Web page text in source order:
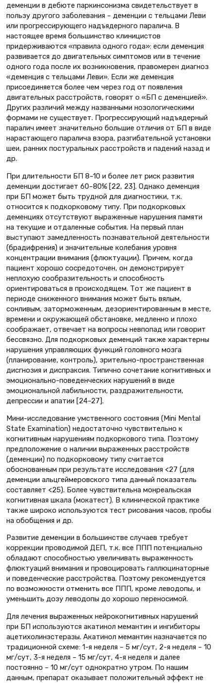
деменции в дебюте паркинсонизма свидетельствует в
пользу другого заболевания – деменции с тельцами Леви
или прогрессирующего надъядерного паралича. В
настоящее время большинство клиницистов
придерживаются «правила одного года»: если деменция
развивается до двигательных симптомов или в течение
одного года после их возникновения, правомерен диагноз
«деменция с тельцами Леви». Если же деменция
присоединяется более чем через год от появления
двигательных расстройств, говорят о «БП с деменцией».
Других различий между названными нозологическими
формами не существует. Прогрессирующий надъядерный
паралич имеет значительно большие отличия от БП в виде
нарастающего паралича взора, разгибательной установки
шеи, ранних постуральных расстройств и падений назад и
др.
При длительности БП 8–10 и более лет риск развития
деменции достигает 60–80% [22, 23]. Однако деменция
при БП может быть трудной для диагностики, т.к.
относится к подкорковому типу. При подкорковых
деменциях отсутствуют выраженные нарушения памяти
на текущие и отдаленные события. На первый план
выступают замедленность познавательной деятельности
(брадифрения) и значительные колебания уровня
концентрации внимания (флюктуации). Причем, когда
пациент хорошо сосредоточен, он демонстрирует
неплохую сообразительность и способность
ориентироваться в происходящем. Тот же пациент в
периоде сниженного внимания может быть вялым,
сонливым, заторможенным, дезориентированным в месте,
времени и окружающей обстановке, медленно и плохо
соображает, отвечает на вопросы невпопад или говорит
бессвязно. Для подкорковых деменций также характерны
нарушения управляющих функций головного мозга
(планирование, контроль), зрительно-пространственная
дисгнозия и диспраксия. Типично сочетание когнитивных и
эмоционально-поведенческих нарушений в виде
эмоциональной лабильности, раздражительности,
депрессии и апатии [24–27].
Мини-исследование умственного состояния (Mini Mental
State Examination) недостаточно чувствительно к
когнитивным нарушениям подкоркового типа. Поэтому
предположение о наличии выраженных расстройств
(деменции) по подкорковому типу считается
обоснованным при результате исследования <27 (для
деменции альцгеймеровского типа данный показатель
составляет <25). Более чувствительна монреальская
когнитивная шкала (мокатест). В клинической практике
также широко используются тест рисования часов, пробы
на обобщения и др.
Развитие деменции в большинстве случаев требует
коррекции проводимой ДЕП, т.к. все ППП потенциально
обладают способностью увеличивать выраженность
флюктуаций внимания и провоцировать галлюцинаторные
и поведенческие расстройства. Поэтому рекомендуется
по возможности отменить все ППП, кроме леводопы, и
уменьшить дозу леводопы до хорошо переносимой.
Для лечения выраженных нейрокогнитивных нарушений
при БП используются акатинол мемантин и ингибиторы
ацетихолинэстеразы. Акатинол мемантин назначается по
традиционной схеме: 1-я неделя – 5 мг/сут, 2-я неделя – 10
мг/сут, 3-я неделя – 15 мг/сут, 4-я неделя и далее
постоянно – 10 мг/сут однократно утром. По нашим
данным, препарат оказывает положительный эффект не